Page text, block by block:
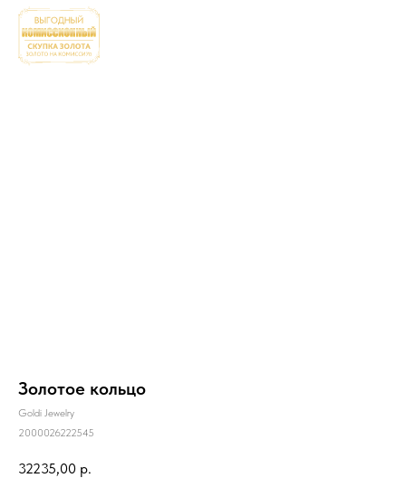
Золотое кольцо
Goldi Jewelry
2000026222545
32235,00 р.